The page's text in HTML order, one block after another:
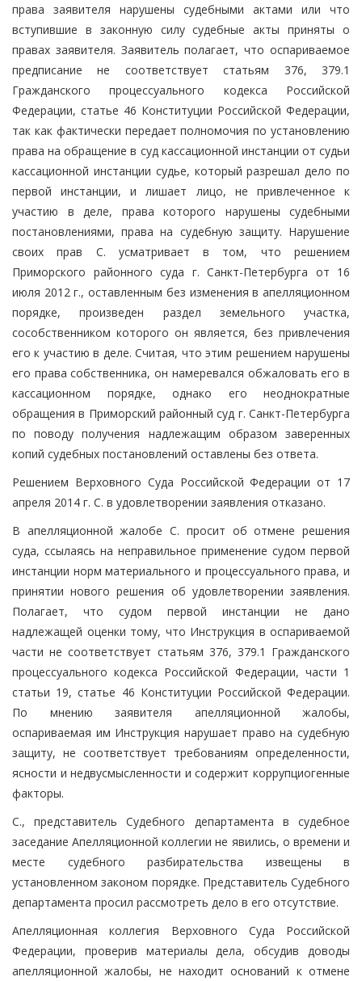
права заявителя нарушены судебными актами или что
вступившие в законную силу судебные акты приняты о
правах заявителя. Заявитель полагает, что оспариваемое
предписание не соответствует статьям 376, 379.1
Гражданского процессуального кодекса Российской
Федерации, статье 46 Конституции Российской Федерации,
так как фактически передает полномочия по установлению
права на обращение в суд кассационной инстанции от судьи
кассационной инстанции судье, который разрешал дело по
первой инстанции, и лишает лицо, не привлеченное к
участию в деле, права которого нарушены судебными
постановлениями, права на судебную защиту. Нарушение
своих прав С. усматривает в том, что решением
Приморского районного суда г. Санкт-Петербурга от 16
июля 2012 г., оставленным без изменения в апелляционном
порядке, произведен раздел земельного участка,
сособственником которого он является, без привлечения
его к участию в деле. Считая, что этим решением нарушены
его права собственника, он намеревался обжаловать его в
кассационном порядке, однако его неоднократные
обращения в Приморский районный суд г. Санкт-Петербурга
по поводу получения надлежащим образом заверенных
копий судебных постановлений оставлены без ответа.
Решением Верховного Суда Российской Федерации от 17
апреля 2014 г. С. в удовлетворении заявления отказано.
В апелляционной жалобе С. просит об отмене решения
суда, ссылаясь на неправильное применение судом первой
инстанции норм материального и процессуального права, и
принятии нового решения об удовлетворении заявления.
Полагает, что судом первой инстанции не дано
надлежащей оценки тому, что Инструкция в оспариваемой
части не соответствует статьям 376, 379.1 Гражданского
процессуального кодекса Российской Федерации, части 1
статьи 19, статье 46 Конституции Российской Федерации.
По мнению заявителя апелляционной жалобы,
оспариваемая им Инструкция нарушает право на судебную
защиту, не соответствует требованиям определенности,
ясности и недвусмысленности и содержит коррупциогенные
факторы.
С., представитель Судебного департамента в судебное
заседание Апелляционной коллегии не явились, о времени и
месте судебного разбирательства извещены в
установленном законом порядке. Представитель Судебного
департамента просил рассмотреть дело в его отсутствие.
Апелляционная коллегия Верховного Суда Российской
Федерации, проверив материалы дела, обсудив доводы
апелляционной жалобы, не находит оснований к отмене